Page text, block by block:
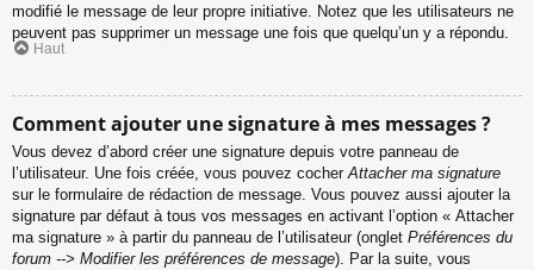
modifié le message de leur propre initiative. Notez que les utilisateurs ne
peuvent pas supprimer un message une fois que quelqu’un y a répondu.
Haut
Comment ajouter une signature à mes messages ?
Vous devez d’abord créer une signature depuis votre panneau de
l’utilisateur. Une fois créée, vous pouvez cocherAttacher ma signature
sur le formulaire de rédaction de message. Vous pouvez aussi ajouter la
signature par défaut à tous vos messages en activant l’option « Attacher
ma signature » à partir du panneau de l’utilisateur (onglet Préférences du
forum --> Modifier les préférences de message). Par la suite, vous